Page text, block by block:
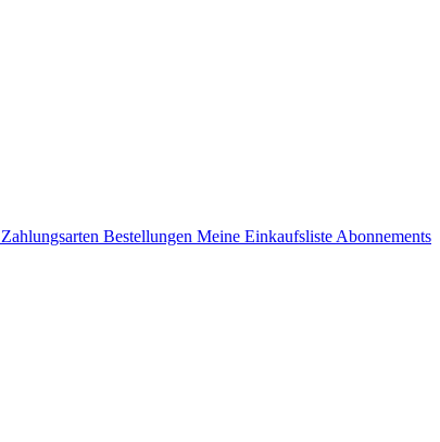
Zahlungsarten Bestellungen Meine EinkaufslisteAbonnements